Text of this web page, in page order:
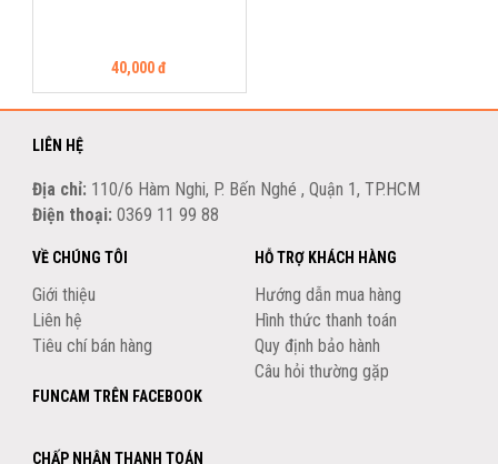
40,000 đ
LIÊN HỆ
Địa chỉ: 110/6 Hàm Nghi, P. Bến Nghé , Quận 1, TP.HCM
Điện thoại: 0369 11 99 88
VỀ CHÚNG TÔI
Giới thiệu
Liên hệ
Tiêu chí bán hàng
HỖ TRỢ KHÁCH HÀNG
Hướng dẫn mua hàng
Hình thức thanh toán
Quy định bảo hành
Câu hỏi thường gặp
FUNCAM TRÊN FACEBOOK
CHẤP NHẬN THANH TOÁN